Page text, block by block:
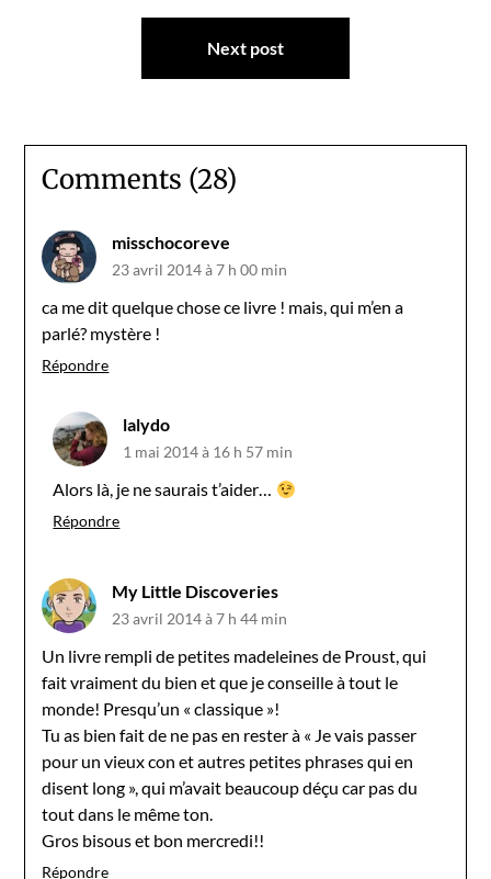
Next post
Comments (28)
misschocoreve
23 avril 2014 à 7 h 00 min
ca me dit quelque chose ce livre ! mais, qui m’en a
parlé? mystère !
Répondre
lalydo
1 mai 2014 à 16 h 57 min
Alors là, je ne saurais t’aider…
Répondre
My Little Discoveries
23 avril 2014 à 7 h 44 min
Un livre rempli de petites madeleines de Proust, qui
fait vraiment du bien et que je conseille à tout le
monde! Presqu’un « classique »!
Tu as bien fait de ne pas en rester à « Je vais passer
pour un vieux con et autres petites phrases qui en
disent long », qui m’avait beaucoup déçu car pas du
tout dans le même ton.
Gros bisous et bon mercredi!!
Répondre